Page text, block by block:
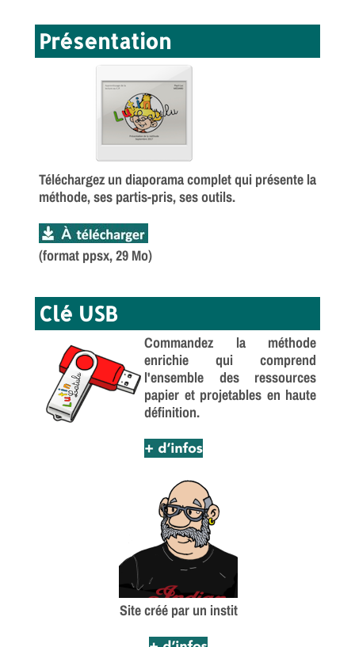
Présentation
Téléchargez un diaporama complet qui présente la
méthode, ses partis-pris, ses outils.
(format ppsx, 29 Mo)
Clé USB
Commandez la méthode
enrichie qui comprend
l'ensemble des ressources
papier et projetables en haute
définition.
Site créé par un instit